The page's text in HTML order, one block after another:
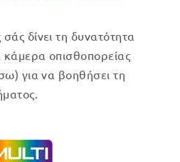
δίνει τη δυνατότητα
οπισθοπορείας
για να βοηθήσει τη